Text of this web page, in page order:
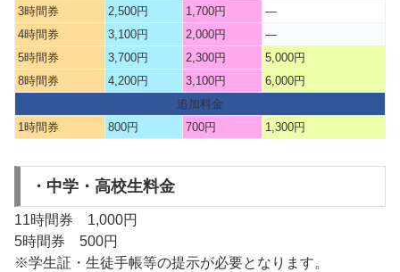
3時間券
2,500円 1,700円
—
4時間券
3,100円 2,000円
—
5時間券
3,700円 2,300円
5,000円
8時間券
4,200円 3,100円
6,000円
追加料金
1時間券
800円 700円 1,300円
・中学・高校生料金
11時間券 1,000円
5時間券 500円
※学生証・生徒手帳等の提示が必要となります。